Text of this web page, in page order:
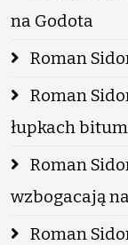
na Godota
Roman
Roman
łupkach
Roman
wzbogacają
Roman